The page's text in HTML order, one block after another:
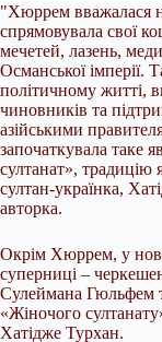
"Хюррем вважалася
спрямовувала свої
мечетей, лазень,
Османської імперії.
політичному житті,
чиновників та
азійськими
започаткувала таке
султанат», традицію
султан-українка,
авторка.
Окрім Хюррем, у
суперниці –
Сулеймана Гюльфем
«Жіночого
Хатідже Турхан.